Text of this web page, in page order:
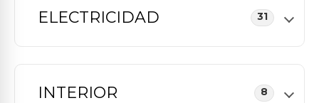
ELECTRICIDAD 31
INTERIOR 8